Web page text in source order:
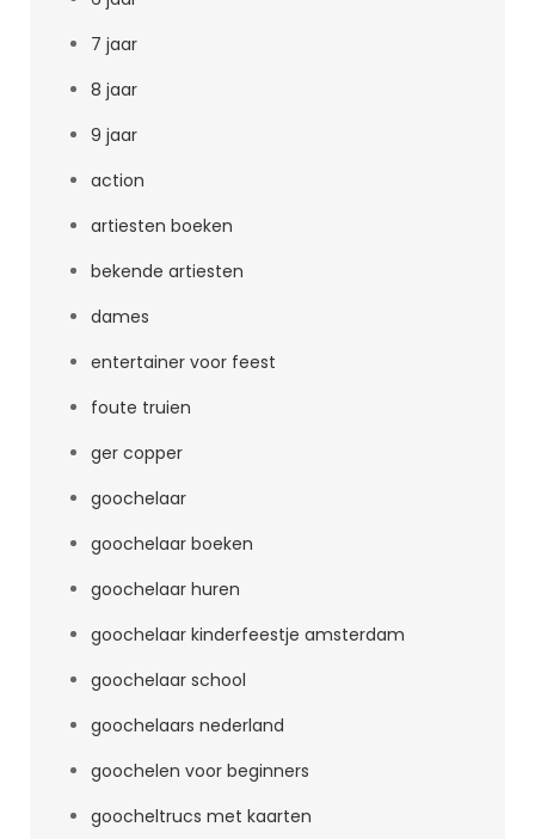
7 jaar
8 jaar
9 jaar
action
artiesten boeken
bekende artiesten
dames
entertainer voor feest
foute truien
ger copper
goochelaar
goochelaar boeken
goochelaar huren
goochelaar kinderfeestje amsterdam
goochelaar school
goochelaars nederland
goochelen voor beginners
goocheltrucs met kaarten